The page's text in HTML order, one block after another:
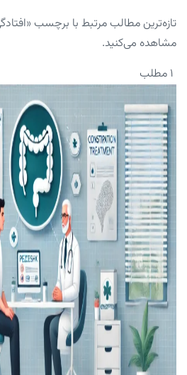
تازه‌ترین مطالب مرتبط با برچسب
مشاهده می‌کنید.
۱ مطلب